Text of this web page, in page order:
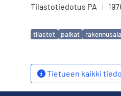
Tilastotiedotus PA |
Avainsanat
tilastot palkat rakennusala
Tietueen kaikki